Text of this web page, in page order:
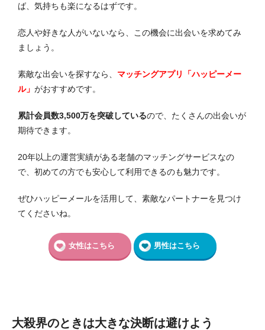
ば、気持ちも楽になるはずです。
恋人や好きな人がいないなら、この機会に出会いを求めてみ
ましょう。
素敵な出会いを探すなら、 マッチングアプリ「ハッピーメー
ル」 がおすすめです。
累計会員数3,500万を突破しているので、たくさんの出会いが
期待できます。
20年以上の運営実績がある老舗のマッチングサービスなの
で、初めての方でも安心して利用できるのも魅力です。
ぜひハッピーメールを活用して、素敵なパートナーを見つけ
てくださいね。
女性はこちら 男性はこちら
大殺界のときは大きな決断は避けよう